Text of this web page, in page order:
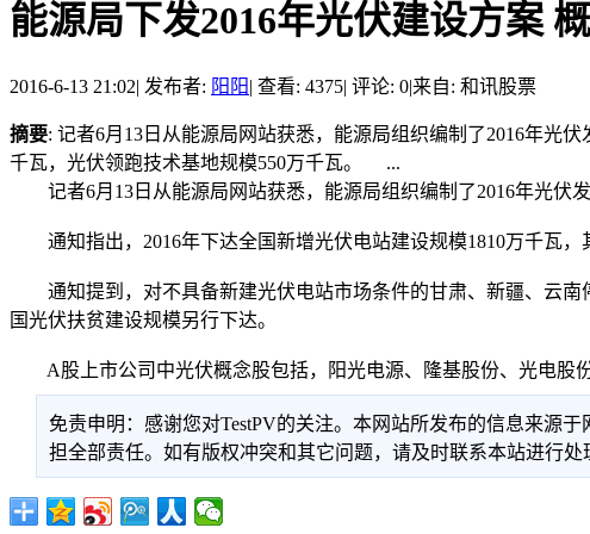
能源局下发2016年光伏建设方案
2016-6-13 21:02| 发布者: 阳阳| 查看: 4375| 评论: 0|来自: 和讯股票
摘要: 记者6月13日从能源局网站获悉，能源局组织编制了2016年
千瓦，光伏领跑技术基地规模550万千瓦。 ...
记者6月13日从能源局网站获悉，能源局组织编制了2016年光伏发
通知指出，2016年下达全国新增光伏电站建设规模1810万千瓦，
通知提到，对不具备新建光伏电站市场条件的甘肃、新疆、云南
国光伏扶贫建设规模另行下达。
A股上市公司中光伏概念股包括，阳光电源、隆基股份、光电股份
免责申明：感谢您对TestPV的关注。本网站所发布的信息来源
担全部责任。如有版权冲突和其它问题，请及时联系本站进行处